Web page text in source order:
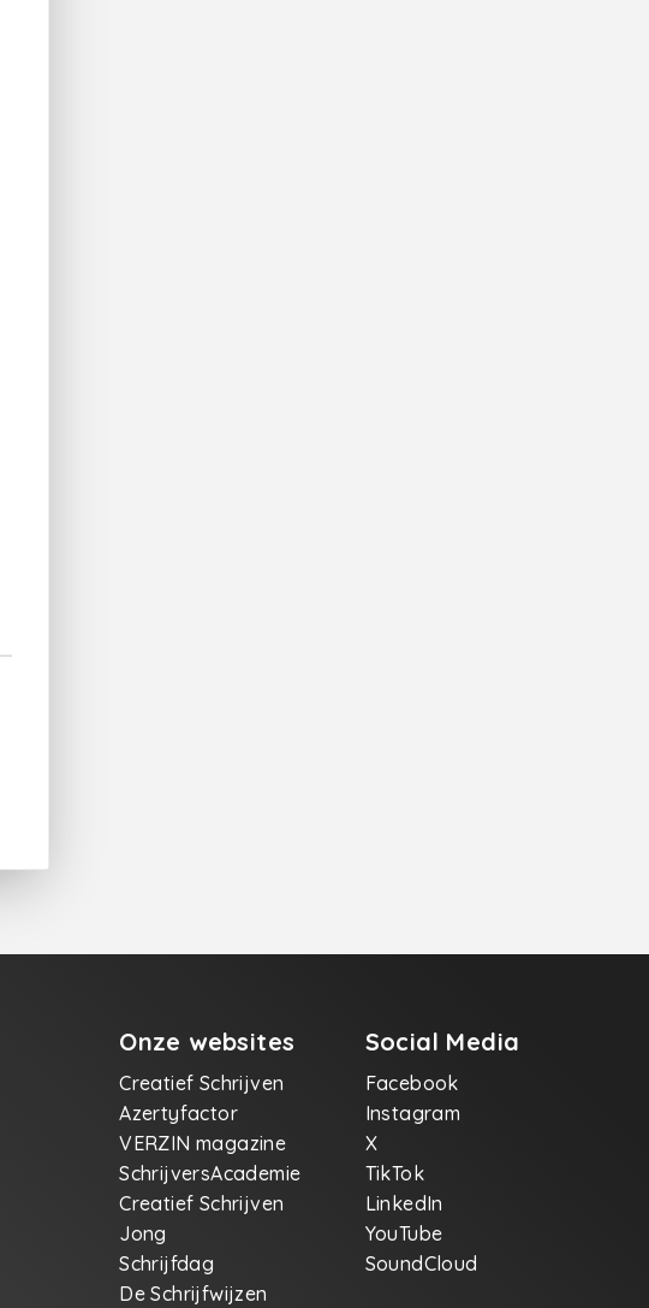
Onze websites
Creatief Schrijven
Azertyfactor
VERZIN magazine
SchrijversAcademie
Creatief Schrijven
Jong
Schrijfdag
De Schrijfwijzen
Social Media
Facebook
Instagram
X
TikTok
LinkedIn
YouTube
SoundCloud